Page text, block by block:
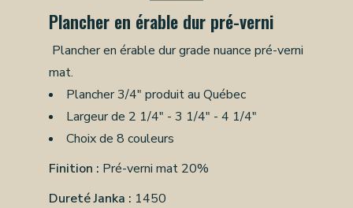
Plancher en érable dur pré-verni
Plancher en érable dur grade nuance pré-verni
mat.
Plancher 3/4" produit au Québec
Largeur de 2 1/4" - 3 1/4" - 4 1/4"
Choix de 8 couleurs
Finition : Pré-verni mat 20%
Dureté Janka : 1450